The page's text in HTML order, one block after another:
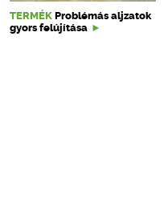
TERMÉK Problémás aljzatok
gyors felújítása